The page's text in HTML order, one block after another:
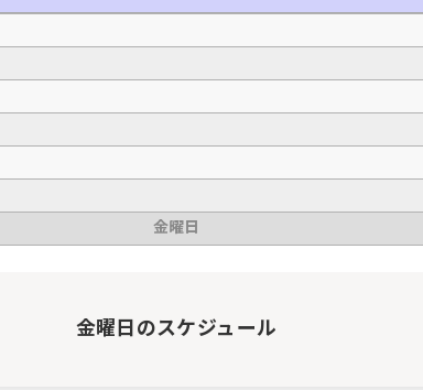
金曜日
金曜日のスケジュール